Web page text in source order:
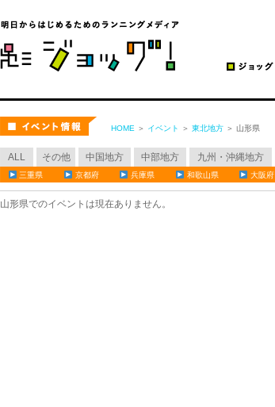
HOME ＞ イベント ＞ 東北地方 ＞ 山形県
ALL その他 中国地方 中部地方 九州・沖縄地方
三重県 京都府 兵庫県 和歌山県 大阪府
山形県でのイベントは現在ありません。